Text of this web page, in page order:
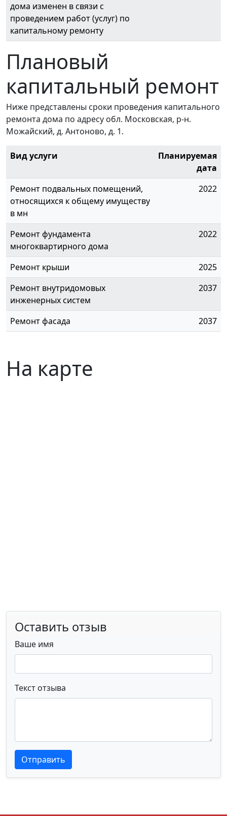
дома изменен в связи с
проведением работ (услуг) по
капитальному ремонту
Плановый
капитальный ремонт
Ниже представлены сроки проведения капитального
ремонта дома по адресу обл. Московская, р-н.
Можайский, д. Антоново, д. 1.
Вид услуги
Планируемая
дата
Ремонт подвальных помещений,
относящихся к общему имуществу
в мн
2022
Ремонт фундамента
многоквартирного дома
2022
Ремонт крыши
2025
Ремонт внутридомовых
инженерных систем
2037
Ремонт фасада 2037
На карте
Оставить отзыв
Ваше имя
Текст отзыва
Текст отзыва
Текст отзыва
Отправить